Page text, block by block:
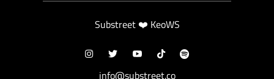
Substreet ❤️ KeoWS
info@substreet.co